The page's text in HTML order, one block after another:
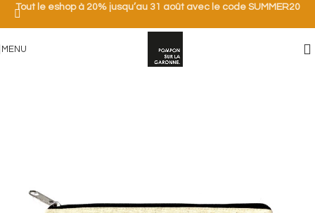
Tout le eshop à 20% jusqu’au 31 août avec le code SUMMER20
MENU